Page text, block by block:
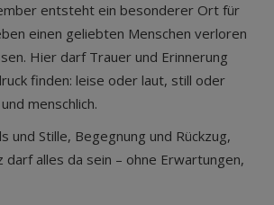
entsteht ein besonderer Ort für
einen geliebten Menschen verloren
Hier darf Trauer und Erinnerung
finden: leise oder laut, still oder
menschlich.
und Stille, Begegnung und Rückzug,
darf alles da sein – ohne Erwartungen,